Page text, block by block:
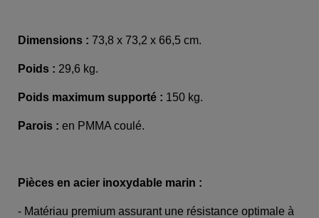
Dimensions : 73,8 x 73,2 x 66,5 cm.
Poids : 29,6 kg.
Poids maximum supporté : 150 kg.
Parois : en PMMA coulé.
Pièces en acier inoxydable marin :
- Matériau premium assurant une résistance optimale à